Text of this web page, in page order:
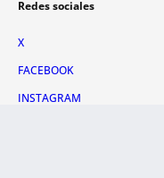
Redes sociales
X
FACEBOOK
INSTAGRAM